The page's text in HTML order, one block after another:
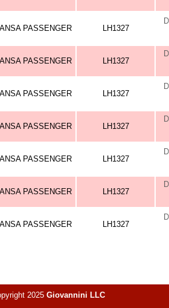
PASSENGER LH1327
PASSENGER LH1327
PASSENGER LH1327
PASSENGER LH1327
PASSENGER LH1327
PASSENGER LH1327
PASSENGER LH1327
2025 Giovannini LLC